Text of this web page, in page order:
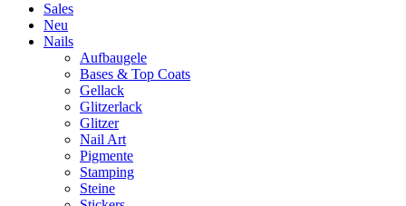
Sales
Neu
Nails
Aufbaugele
Bases & Top Coats
Gellack
Glitzerlack
Glitzer
Nail Art
Pigmente
Stamping
Steine